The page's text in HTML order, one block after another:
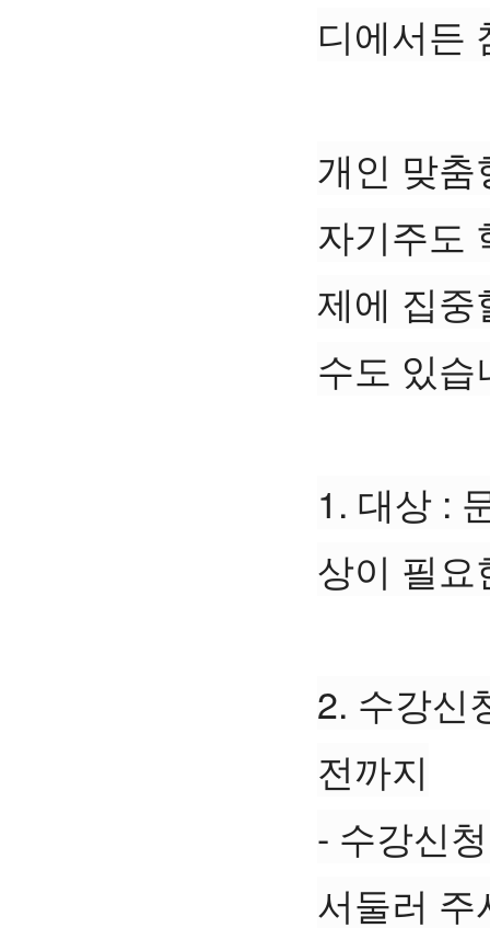
디에서든
개인 맞춤
자기주도
제에 집중
수도 있습
1. 대상 :
상이 필
2. 수강신
전까지
- 수강신
서둘러 주